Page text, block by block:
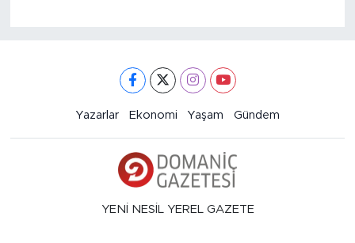
Yazarlar Ekonomi Yaşam Gündem
YENİ NESİL YEREL GAZETE